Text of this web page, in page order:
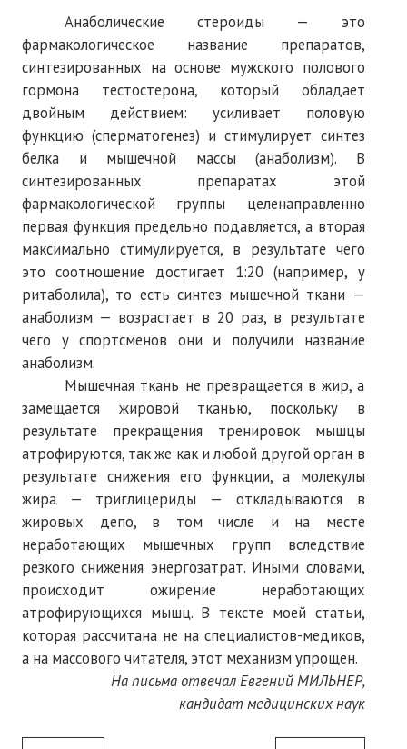
Анаболические стероиды — это
фармакологическое название препаратов,
синтезированных на основе мужского полового
гормона тестостерона, который обладает
двойным действием: усиливает половую
функцию (сперматогенез) и стимулирует синтез
белка и мышечной массы (анаболизм). В
синтезированных препаратах этой
фармакологической группы целенаправленно
первая функция предельно подавляется, а вторая
максимально стимулируется, в результате чего
это соотношение достигает 1:20 (например, у
ритаболила), то есть синтез мышечной ткани —
анаболизм — возрастает в 20 раз, в результате
чего у спортсменов они и получили название
анаболизм.
Мышечная ткань не превращается в жир, а
замещается жировой тканью, поскольку в
результате прекращения тренировок мышцы
атрофируются, так же как и любой другой орган в
результате снижения его функции, а молекулы
жира — триглицериды — откладываются в
жировых депо, в том числе и на месте
неработающих мышечных групп вследствие
резкого снижения энергозатрат. Иными словами,
происходит ожирение неработающих
атрофирующихся мышц. В тексте моей статьи,
которая рассчитана не на специалистов-медиков,
а на массового читателя, этот механизм упрощен.
На письма отвечал Евгений МИЛЬНЕР,
кандидат медицинских наук